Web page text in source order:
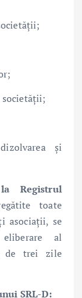
societății;
și
Registrul
toate
asociații, se
al
de trei zile
SRL-D: